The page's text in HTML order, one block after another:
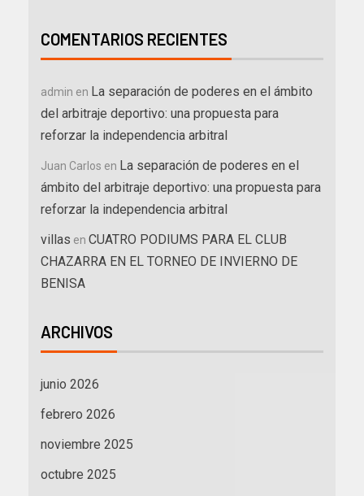
COMENTARIOS RECIENTES
admin en La separación de poderes en el ámbito
del arbitraje deportivo: una propuesta para
reforzar la independencia arbitral
Juan Carlos en La separación de poderes en el
ámbito del arbitraje deportivo: una propuesta para
reforzar la independencia arbitral
villas en CUATRO PODIUMS PARA EL CLUB
CHAZARRA EN EL TORNEO DE INVIERNO DE
BENISA
ARCHIVOS
junio 2026
febrero 2026
noviembre 2025
octubre 2025